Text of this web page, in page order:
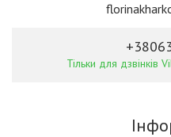
Тільки для дзвінків